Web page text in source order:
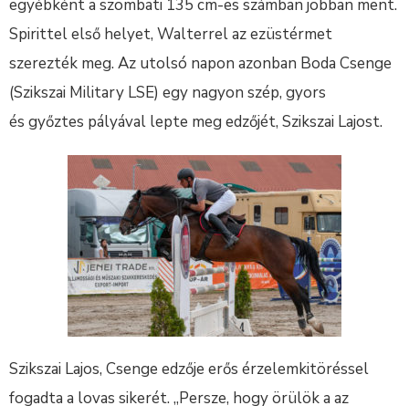
egyébként a szombati 135 cm-es számban jobban ment.
Spirittel első helyet, Walterrel az ezüstérmet
szerezték meg. Az utolsó napon azonban Boda Csenge
(Szikszai Military LSE) egy nagyon szép, gyors
és győztes pályával lepte meg edzőjét, Szikszai Lajost.
Szikszai Lajos, Csenge edzője erős érzelemkitöréssel
fogadta a lovas sikerét. „Persze, hogy örülök a az